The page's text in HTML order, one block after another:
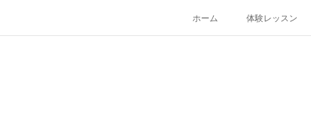
ホーム 体験レッスン